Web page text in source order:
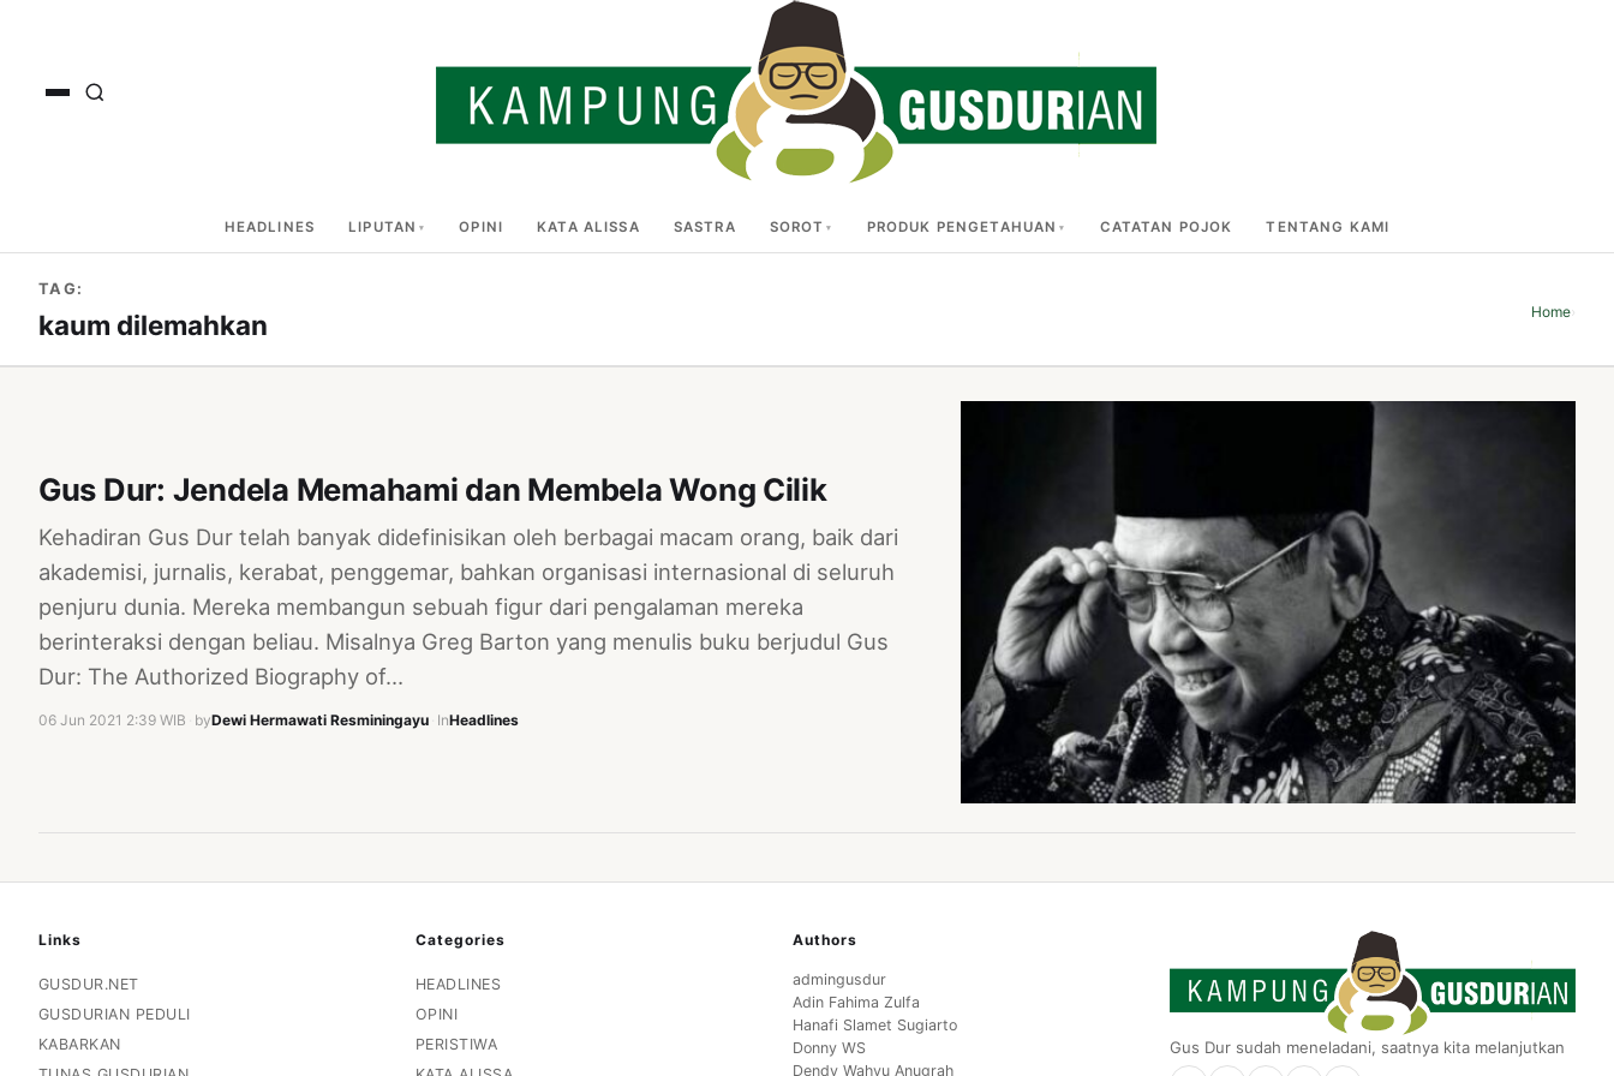
HEADLINES LIPUTAN OPINI KATA ALISSA SASTRA SOROT PRODUK PENGETAHUAN CATATAN POJOK TENTANG KAMI
TAG:
kaum dilemahkan Home›
Gus Dur: Jendela Memahami dan Membela Wong Cilik
Kehadiran Gus Dur telah banyak didefinisikan oleh berbagai macam orang, baik dari
akademisi, jurnalis, kerabat, penggemar, bahkan organisasi internasional di seluruh
penjuru dunia. Mereka membangun sebuah figur dari pengalaman mereka
berinteraksi dengan beliau. Misalnya Greg Barton yang menulis buku berjudul Gus
Dur: The Authorized Biography of…
06 Jun 2021 2:39 WIB byDewi Hermawati Resminingayu InHeadlines
Links
GUSDUR.NET
GUSDURIAN PEDULI
KABARKAN
Categories
HEADLINES
OPINI
PERISTIWA
Authors
admingusdur
Adin Fahima Zulfa
Hanafi Slamet Sugiarto
Donny WS
Dendy Wahyu Anugrah
Gus Dur sudah meneladani, saatnya kita melanjutkan